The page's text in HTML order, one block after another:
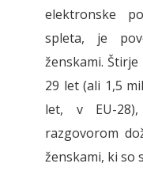
elektronske
spleta, je
ženskami.
29 let (ali 1,5
let, v EU-
razgovorom
ženskami, ki so